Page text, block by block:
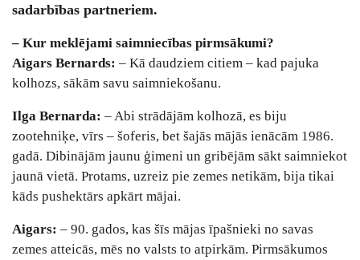
sadarbības partneriem.
– Kur meklējami saimniecības pirmsākumi?
Aigars Bernards: – Kā daudziem citiem – kad pajuka
kolhozs, sākām savu saimniekošanu.
Ilga Bernarda: – Abi strādājām kolhozā, es biju
zootehniķe, vīrs – šoferis, bet šajās mājās ienācām 1986.
gadā. Dibinājām jaunu ģimeni un gribējām sākt saimniekot
jaunā vietā. Protams, uzreiz pie zemes netikām, bija tikai
kāds pushektārs apkārt mājai.
Aigars: – 90. gados, kas šīs mājas īpašnieki no savas
zemes atteicās, mēs no valsts to atpirkām. Pirmsākumos